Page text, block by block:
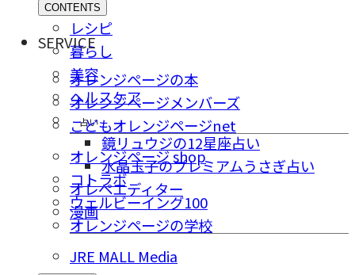
CONTENTS
レシピ
暮らし
美容
ヘルスケア
占い
鏡リュウジの12星座占い
水晶玉子のプレミアムうさぎ占い
オレペエディター
漫画
SERVICE
オレンジページの本
オレンジページメンバーズ
こどもオレンジページnet
オレンジページ shop
コトラボ
ウェルビーイング100
オレンジページの学校
JRE MALL Media